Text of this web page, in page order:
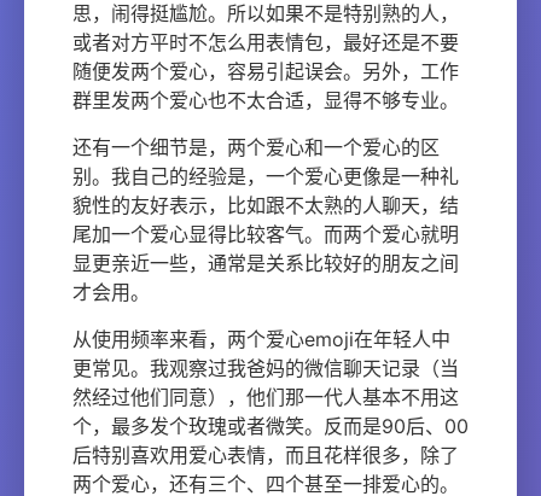
思，闹得挺尴尬。所以如果不是特别熟的人，
或者对方平时不怎么用表情包，最好还是不要
随便发两个爱心，容易引起误会。另外，工作
群里发两个爱心也不太合适，显得不够专业。
还有一个细节是，两个爱心和一个爱心的区
别。我自己的经验是，一个爱心更像是一种礼
貌性的友好表示，比如跟不太熟的人聊天，结
尾加一个爱心显得比较客气。而两个爱心就明
显更亲近一些，通常是关系比较好的朋友之间
才会用。
从使用频率来看，两个爱心emoji在年轻人中
更常见。我观察过我爸妈的微信聊天记录（当
然经过他们同意），他们那一代人基本不用这
个，最多发个玫瑰或者微笑。反而是90后、00
后特别喜欢用爱心表情，而且花样很多，除了
两个爱心，还有三个、四个甚至一排爱心的。